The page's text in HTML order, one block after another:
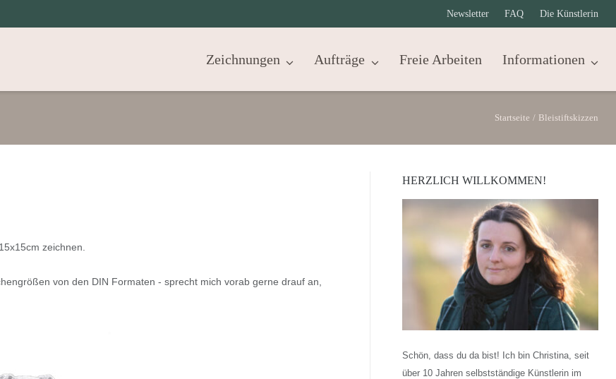
Newsletter FAQ Die Künstlerin
Zeichnungen Aufträge Freie Arbeiten Informationen
Startseite / Bleistiftskizzen
zeichnen.
von den DIN Formaten - sprecht mich vorab gerne drauf an,
HERZLICH WILLKOMMEN!
Schön, dass du da bist! Ich bin Christina, seit
über 10 Jahren selbstständige Künstlerin im